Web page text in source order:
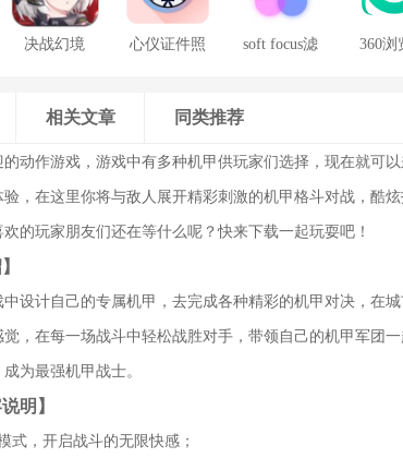
决战幻境 心仪证件照 soft focus滤 360浏
相关文章 同类推荐
动作游戏，游戏中有多种机甲供玩家们选择，现在就可
，在这里你将与敌人展开精彩刺激的机甲格斗对战，酷
的玩家朋友们还在等什么呢？快来下载一起玩耍吧！
设计自己的专属机甲，去完成各种精彩的机甲对决，在
，在每一场战斗中轻松战胜对手，带领自己的机甲军团
为最强机甲战士。
明】
式，开启战斗的无限快感；